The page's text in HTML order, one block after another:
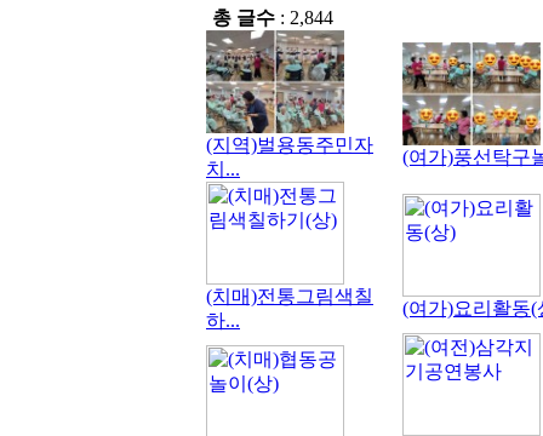
총 글수 : 2,844
(지역)벌용동주민자
치...
(여가)풍선탁구
(치매)전통그림색칠
하...
(여가)요리활동(